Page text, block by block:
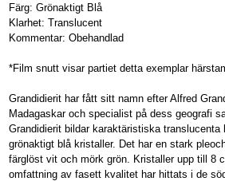
Färg: Grönaktigt Blå
Klarhet: Translucent
Kommentar: Obehandlad
*Film snutt visar partiet detta exemplar
Grandidierit har fått sitt namn efter Alfred
Madagaskar och specialist på dess geografi
Grandidierit bildar karaktäristiska translucenta
grönaktigt blå kristaller. Det har en stark
färglöst vit och mörk grön. Kristaller upp till 8
omfattning av fasett kvalitet har hittats i de